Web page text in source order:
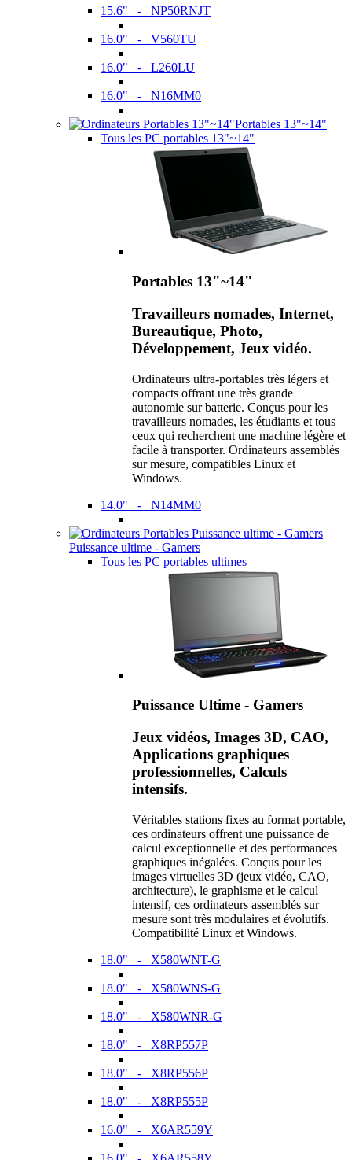
15.6" - NP50RNJT
16.0" - V560TU
16.0" - L260LU
16.0" - N16MM0
Portables 13"~14"
Tous les PC portables 13"~14"
Portables 13"~14"
Travailleurs nomades, Internet,
Bureautique, Photo,
Développement, Jeux vidéo.
Ordinateurs ultra-portables très légers et
compacts offrant une très grande
autonomie sur batterie. Conçus pour les
travailleurs nomades, les étudiants et tous
ceux qui recherchent une machine légère et
facile à transporter. Ordinateurs assemblés
sur mesure, compatibles Linux et
Windows.
14.0" - N14MM0
Puissance ultime - Gamers
Tous les PC portables ultimes
Puissance Ultime - Gamers
Jeux vidéos, Images 3D, CAO,
Applications graphiques
professionnelles, Calculs
intensifs.
Véritables stations fixes au format portable,
ces ordinateurs offrent une puissance de
calcul exceptionnelle et des performances
graphiques inégalées. Conçus pour les
images virtuelles 3D (jeux vidéo, CAO,
architecture), le graphisme et le calcul
intensif, ces ordinateurs assemblés sur
mesure sont très modulaires et évolutifs.
Compatibilité Linux et Windows.
18.0" - X580WNT-G
18.0" - X580WNS-G
18.0" - X580WNR-G
18.0" - X8RP557P
18.0" - X8RP556P
18.0" - X8RP555P
16.0" - X6AR559Y